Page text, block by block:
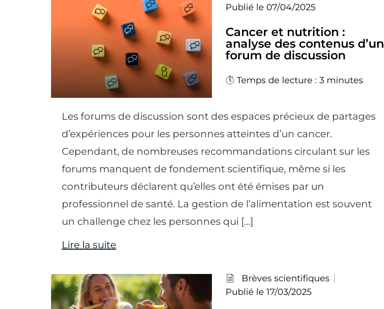
Publié le 07/04/2025
Cancer et nutrition :
analyse des contenus d’un
forum de discussion
Temps de lecture : 3 minutes
Les forums de discussion sont des espaces précieux de partages
d’expériences pour les personnes atteintes d’un cancer.
Cependant, de nombreuses recommandations circulant sur les
forums manquent de fondement scientifique, même si les
contributeurs déclarent qu’elles ont été émises par un
professionnel de santé. La gestion de l’alimentation est souvent
un challenge chez les personnes qui […]
Lire la suite
Brèves scientifiques
Publié le 17/03/2025